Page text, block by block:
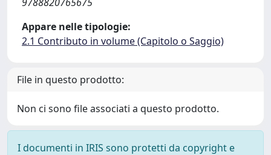
Appare nelle tipologie:
2.1 Contributo in volume (Capitolo o Saggio)
File in questo prodotto:
Non ci sono file associati a questo prodotto.
I documenti in IRIS sono protetti da copyright e